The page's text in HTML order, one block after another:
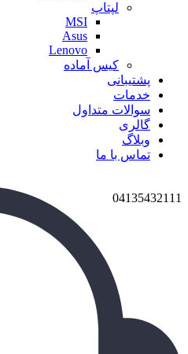
لپتاپ
MSI
Asus
Lenovo
کیس آماده
پشتیبانی
خدمات
سوالات متداول
گالری
وبلاگ
تماس با ما
04135432111
برای بزرگنمایی کلیک کنید